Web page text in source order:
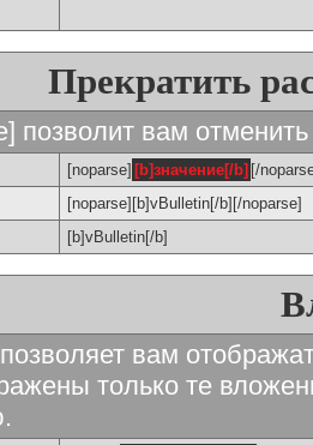
Прекратить
позволит вам
[noparse] [b]значение[/b] [/
[noparse][b]vBulletin[/b][/noparse]
[b]vBulletin[/b]
вам
только те